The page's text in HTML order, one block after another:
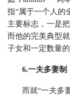
指“属于一个人的
主要标志，一是
而他的完美典型
子女和一定数量
6.一夫多妻制
而就“一夫多